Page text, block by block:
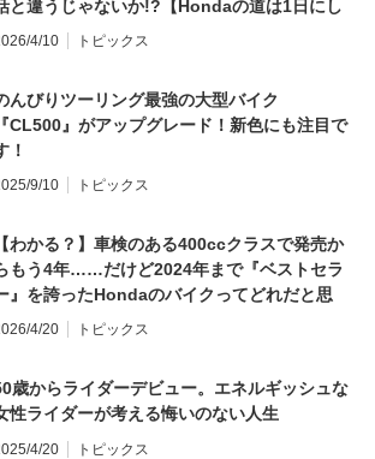
と違うじゃないか!?【Hondaの道は1日にし
ならず／CB1000F ①第一印象 編】
4/10 トピックス
んびりツーリング最強の大型バイク
『CL500』がアップグレード！新色にも注目で
！
9/10 トピックス
【わかる？】車検のある400ccクラスで発売か
もう4年……だけど2024年まで『ベストセラ
』を誇ったHondaのバイクってどれだと思
？ 4/20 トピックス
歳からライダーデビュー。エネルギッシュな
性ライダーが考える悔いのない人生
4/20 トピックス